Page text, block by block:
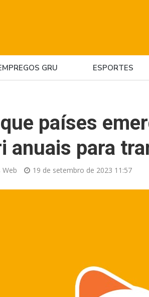
GRU ESPORTES
países
anuais para
Web 19 de setembro de 2023 11:57